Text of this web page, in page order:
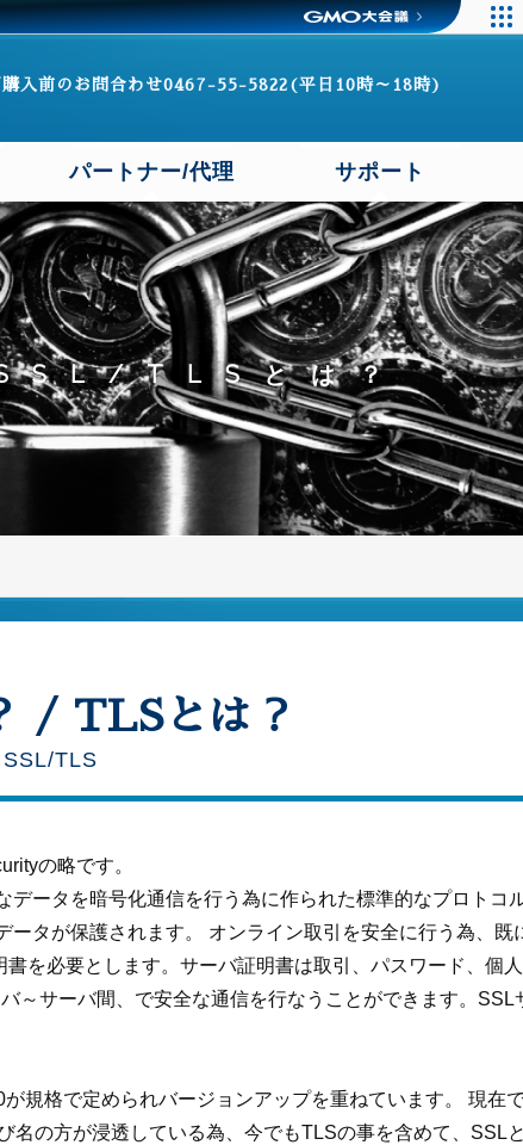
購入前のお問合わせ0467-55-5822(平日10時～18時)
パートナー/代理 サポート
TLSとは？
/ TLSとは？
SSL/TLS
の略です。
ータを暗号化通信を行う為に作られた標準的なプロトコ
タが保護されます。 オンライン取引を安全に行う為、既
を必要とします。サーバ証明書は取引、パスワード、個
～サーバ間、で安全な通信を行なうことができます。SSL
規格で定められバージョンアップを重ねています。 現在
の方が浸透している為、今でもTLSの事を含めて、SSL